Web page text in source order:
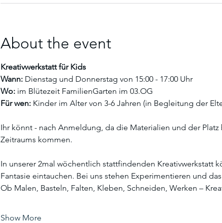
About the event
Kreativwerkstatt für Kids
Wann: Dienstag und Donnerstag von 15:00 - 17:00 Uhr
Wo: im Blütezeit FamilienGarten im 03.OG
Für wen: Kinder im Alter von 3-6 Jahren (in Begleitung der
Ihr könnt - nach Anmeldung, da die Materialien und der
Zeitraums kommen.
In unserer 2mal wöchentlich stattfindenden Kreativwerkstatt
Fantasie eintauchen. Bei uns stehen Experimentieren und
Ob Malen, Basteln, Falten, Kleben, Schneiden, Werken –
Show More